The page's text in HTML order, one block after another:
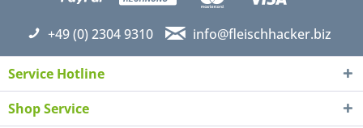
+49 (0) 2304 9310 info@fleischhacker.biz
Service Hotline
Shop Service